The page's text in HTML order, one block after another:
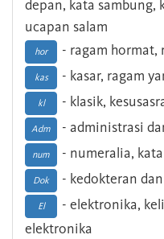
depan, kata sambung,
ucapan salam
hor - ragam hormat,
kas - kasar, ragam
kl - klasik,
Adm - administrasi
num - numeralia,
Dok - kedokteran
El
- elektronika,
elektronika